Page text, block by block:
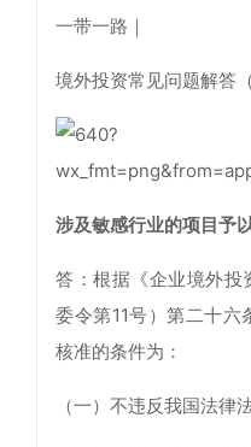
一带一路｜
境外投资常见问题解答（
涉及敏感行业的项目予
答：根据《企业境外投
委令第11号）第二十
核准的条件为：
（一）不违反我国法律